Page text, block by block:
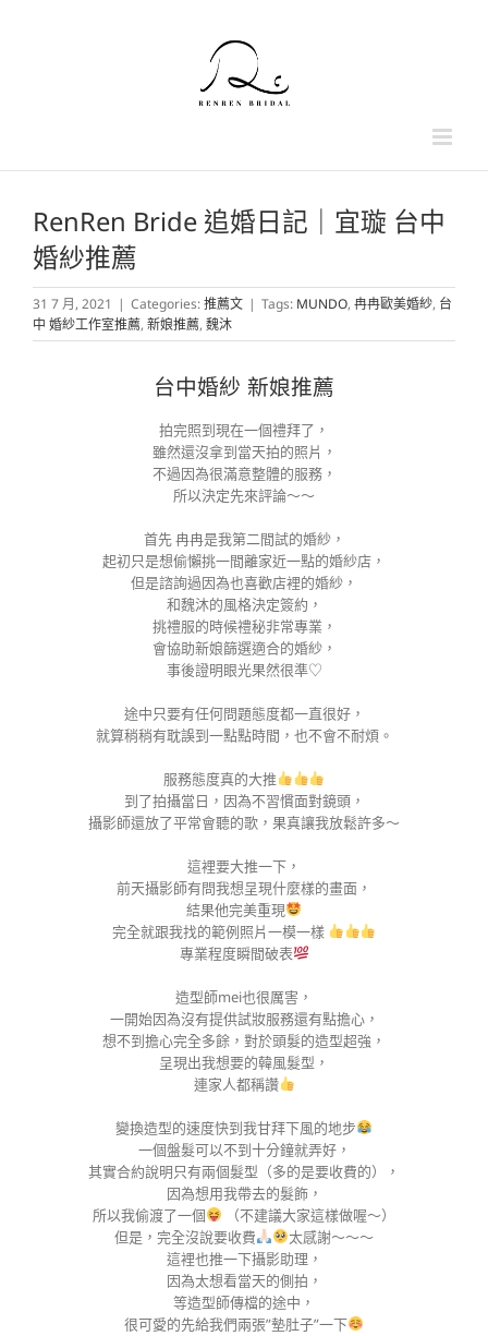
RenRen Bride 追婚日記｜宜璇 台中
婚紗推薦
31 7 月, 2021 | Categories:推薦文 | Tags: MUNDO, 冉冉歐美婚紗, 台
中 婚紗工作室推薦, 新娘推薦, 魏沐
台中婚紗 新娘推薦
拍完照到現在一個禮拜了，
雖然還沒拿到當天拍的照片，
不過因為很滿意整體的服務，
所以決定先來評論～～
首先 冉冉是我第二間試的婚紗，
起初只是想偷懶挑一間離家近一點的婚紗店，
但是諮詢過因為也喜歡店裡的婚紗，
和魏沐的風格決定簽約，
挑禮服的時候禮秘非常專業，
會協助新娘篩選適合的婚紗，
事後證明眼光果然很準♡
途中只要有任何問題態度都一直很好，
就算稍稍有耽誤到一點點時間，也不會不耐煩。
服務態度真的大推
到了拍攝當日，因為不習慣面對鏡頭，
攝影師還放了平常會聽的歌，果真讓我放鬆許多～
這裡要大推一下，
前天攝影師有問我想呈現什麼樣的畫面，
結果他完美重現
完全就跟我找的範例照片一模一樣
專業程度瞬間破表
造型師mei也很厲害，
一開始因為沒有提供試妝服務還有點擔心，
想不到擔心完全多餘，對於頭髮的造型超強，
呈現出我想要的韓風髮型，
連家人都稱讚
變換造型的速度快到我甘拜下風的地步
一個盤髮可以不到十分鐘就弄好，
其實合約說明只有兩個髮型（多的是要收費的），
因為想用我帶去的髮飾，
所以我偷渡了一個
（不建議大家這樣做喔～）
但是，完全沒說要收費
太感謝～～～
這裡也推一下攝影助理，
因為太想看當天的側拍，
等造型師傳檔的途中，
很可愛的先給我們兩張”墊肚子”一下